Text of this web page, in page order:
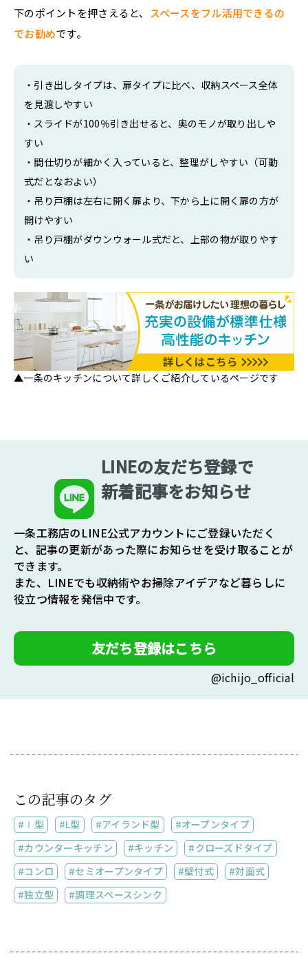
下のポイントを押さえると、
スペースをフル活用できるの
でお勧めです。
・引き出しタイプは、扉タイプに比べ、収納スペース全体
を見渡しやすい
・スライドが100％引き出せると、奥のモノが取り出しや
すい
・間仕切りが細かく入っていると、整理がしやすい（可動
式だとなおよい）
・吊り戸棚は左右に開く扉より、下から上に開く扉の方が
開けやすい
・吊り戸棚がダウンウォール式だと、上部の物が取りやす
い
▲一条のキッチンについて詳しくご紹介しているページです
LINEの友だち登録で
新着記事をお知らせ
一条工務店のLINE公式アカウントにご登録いただく
と、記事の更新があった際にお知らせを受け取ることが
できます。
また、LINEでも収納術やお掃除アイデアなど暮らしに
役立つ情報を発信中です。
友だち登録はこちら
@ichijo_official
この記事のタグ
Ⅰ型 L型 アイランド型
オープンタイプ
カウンターキッチン
キッチン
クローズドタイプ
コンロ
セミオープンタイプ 壁付式
対面式
独立型
調理スペースシンク